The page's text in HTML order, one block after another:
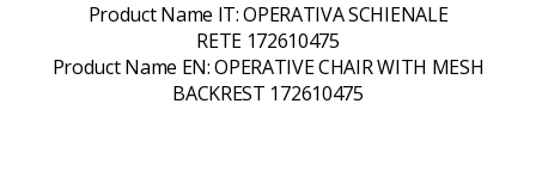
Product Name IT:OPERATIVA SCHIENALE
RETE 172610475
Product Name EN:OPERATIVE CHAIR WITH MESH
BACKREST 172610475